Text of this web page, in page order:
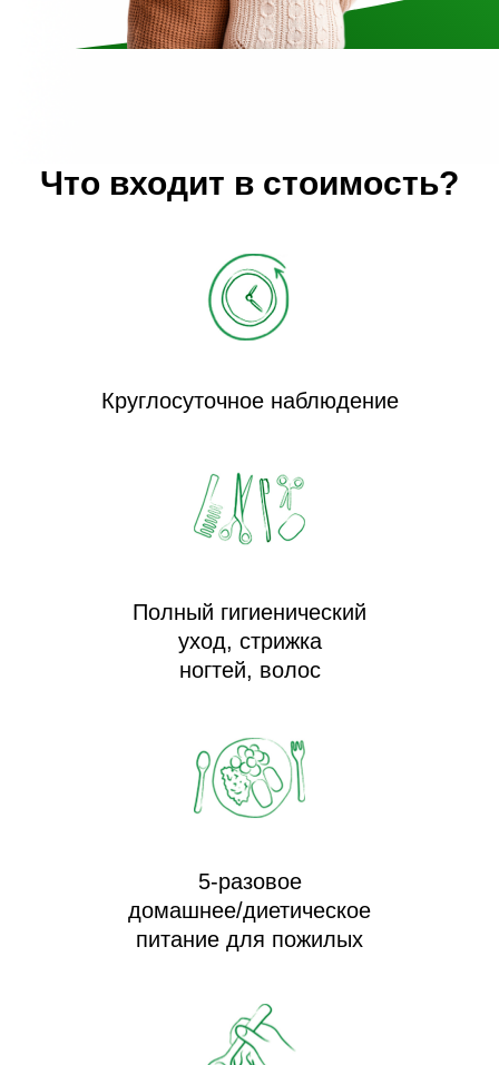
Что входит в стоимость?
Круглосуточное наблюдение
Полный гигиенический
уход, стрижка
ногтей, волос
5-разовое
домашнее/диетическое
питание для пожилых